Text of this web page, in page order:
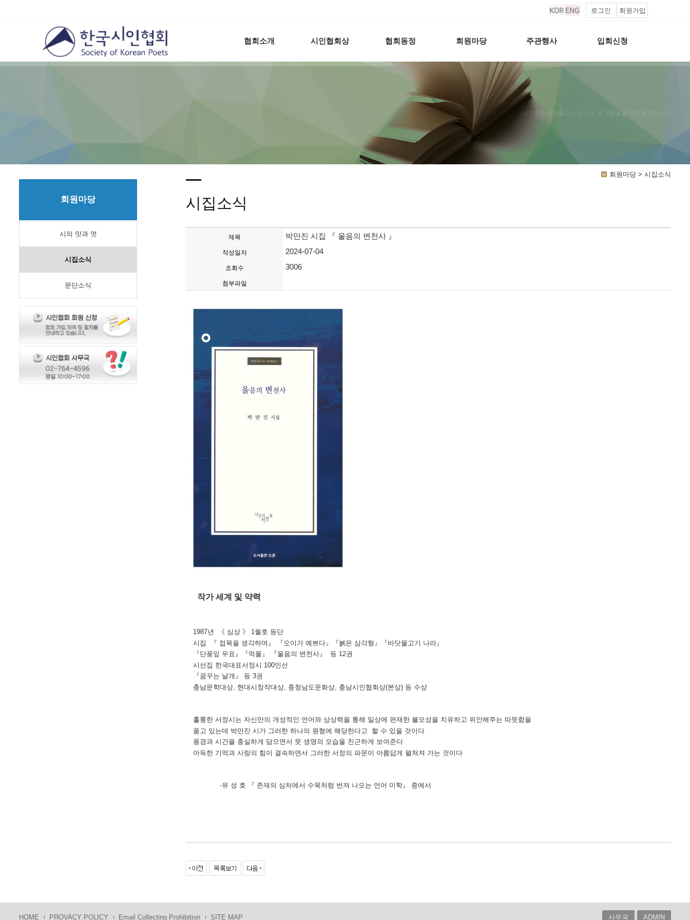
로그인 회원가입
협회소개 시인협회상 협회동정 회원마당 주관행사 입회신청
시인협회 회원들의 시집 소개 등 회원들을 위한 공간입니다.
회원마당 > 시집소식
회원마당
시의 맛과 멋
시집소식
문단소식
시집소식
제목 박만진 시집 『 울음의 변천사 』
작성일자 2024-07-04
조회수 3006
첨부파일
작가 세계 및 약력
1987년 《 심상 》 1월호 등단
시집 『 접목을 생각하며』
『 오이가 예쁘다 』 『붉은 삼각형 』 『바닷물고기 나라 』
『단풍잎 우표』 『먹물』 『울음의 변천사』
등 12권
시선집 한국대표서정시 100인선
『꿈꾸는 날개 』
등 3권
충남문학대상, 현대시창작대상, 충청남도문화상, 충남시인협회상(본상) 등 수상
훌륭한 서정시는 자신만의 개성적인 언어와 상상력을 통해 일상에 편재한 불모성을 치유하고 위안해주는 따뜻함을
품고 있는데 박만진 시가 그러한 하나의 원형에 해당한다고 할 수 있을 것이다
풍경과 시간을 충실하게 담으면서 뭇 생명의 모습을 친근하게 보여준다
아득한 기억과 사랑의 힘이 결속하면서 그러한 서정의 파문이 아름답게 펼쳐져 가는 것이다
-유 성 호 『 존재의 심처에서 수묵처럼 번져 나오는 언어 미학』 중에서
HOME PROVACY POLICY Email Collecting Prohibition SITE MAP 사무국 ADMIN